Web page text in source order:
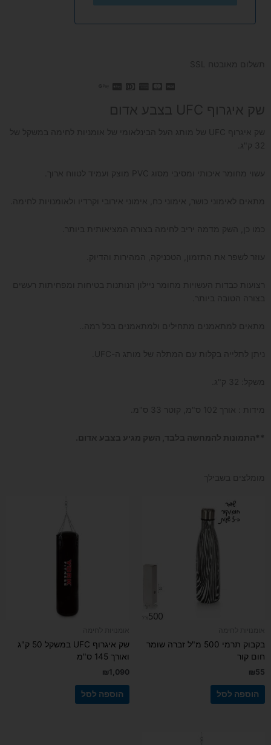
תשלום מאובטח SSL
שק איגרוף UFC בצבע אדום
שק איגרוף UFC של מותג העל הבינלאומי של אומניות לחימה במשקל של
32 ק"ג.
עשוי מחומר איכותי ומסיבי מסוג PVC מוצק ועמיד לטווח ארוך.
מתאים לאימוני כושר, אימוני כח, אימוני אירובי וקרדיו ולאומנויות לחימה.
כמו כן, השק מדמה יריב לחימה בצורה המציאותית ביותר.
עוזר לשפר את התזמון, הטכניקה, המהירות והדיוק.
רצועות כבדות העשויות מחומר ניילון הנותנות בטיחות ומפחיתות רעשים
בצורה הטובה ביותר.
מתאים למתאמנים מתחילים ולמתאמנים בכל רמה..
ניתן לתלייה בקלות עם המתלה של מותג ה-UFC.
משקל: 32 ק"ג.
מידות : אורך 102 ס"מ, קוטר 33 ס"מ.
**התמונות להמחשה בלבד, השק מגיע בצבע אדום.
מומלצים בשבילך
בקבוק תרמי 500 מ"ל זברה שומר
חום קור
₪55
הוספה לסל
שק איגרוף UFC במשקל 50 ק"ג
ואורך 145 ס"מ
₪1,090
הוספה לסל